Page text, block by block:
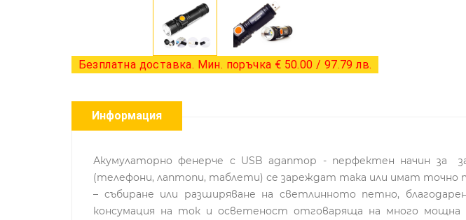
Безплатна доставка. Мин. поръчка € 50.00 / 97.79 лв.
Информация
Акумулаторно фенерче с USB адаптор - перфектен начин
(телефони, лаптопи, таблети) се зареждат така или имат точно
– събиране или разширяване на светлинното петно,
консумация на ток и осветеност отговаряща на много мощна